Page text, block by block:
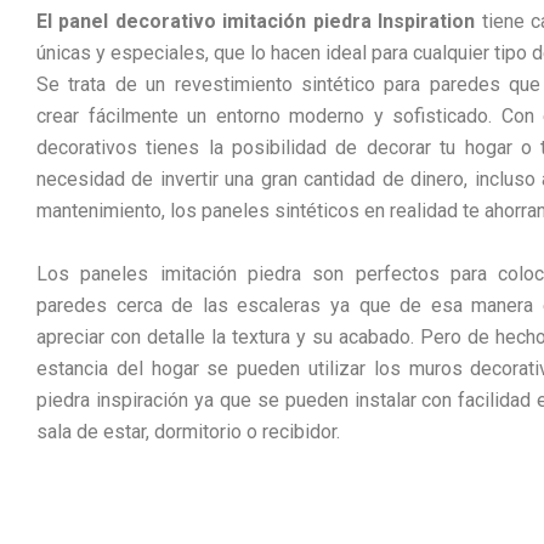
El panel decorativo imitación piedra Inspiration tiene
únicas y especiales, que lo hacen ideal para cualquier tipo
Se trata de un revestimiento sintético para paredes
crear fácilmente un entorno moderno y sofisticado.
decorativos tienes la posibilidad de decorar tu hogar o
necesidad de invertir una gran cantidad de dinero, incluso
mantenimiento, los paneles sintéticos en realidad te
Los paneles imitación piedra son perfectos para
paredes cerca de las escaleras ya que de esa
apreciar con detalle la textura y su acabado. Pero de
estancia del hogar se pueden utilizar los muros
piedra inspiración ya que se pueden instalar con facilidad
sala de estar, dormitorio o recibidor.